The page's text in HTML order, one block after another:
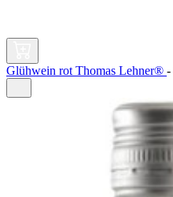
Glühwein rot Thomas Lehner® -